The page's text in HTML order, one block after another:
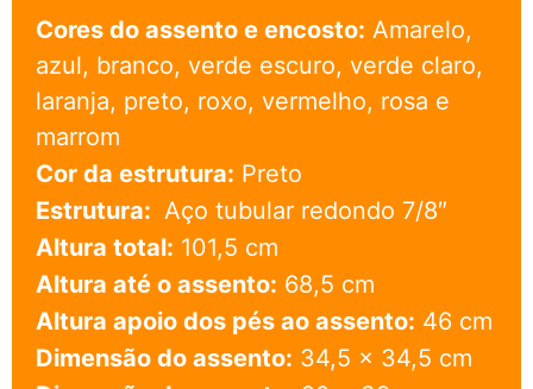
Cores do assento e encosto: Amarelo,
azul, branco, verde escuro, verde claro,
laranja, preto, roxo, vermelho, rosa e
marrom
Cor da estrutura: Preto
Estrutura: Aço tubular redondo 7/8″
Altura total: 101,5 cm
Altura até o assento: 68,5 cm
Altura apoio dos pés ao assento: 46 cm
Dimensão do assento: 34,5 x 34,5 cm